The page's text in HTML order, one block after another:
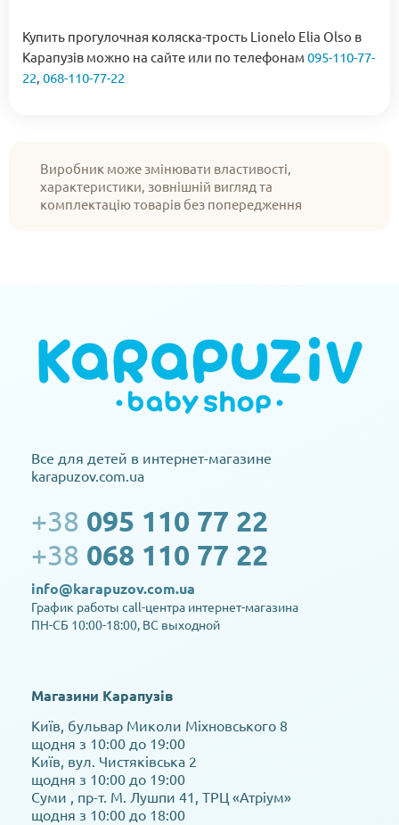
Купить прогулочная коляска-трость Lionelo Elia Olso в
Карапузів можно на сайте или по телефонам 095-110-77-
22, 068-110-77-22
Виробник може змінювати властивості,
характеристики, зовнішній вигляд та
комплектацію товарів без попередження
Все для детей в интернет-магазине
karapuzov.com.ua
+38 095 110 77 22
+38 068 110 77 22
info@karapuzov.com.ua
График работы call-центра интернет-магазина
ПН-СБ 10:00-18:00, ВС выходной
Магазини Карапузів
Київ, бульвар Миколи Міхновського 8
щодня з 10:00 до 19:00
Київ, вул. Чистяківська 2
щодня з 10:00 до 19:00
Суми , пр-т. М. Лушпи 41, ТРЦ «Атріум»
щодня з 10:00 до 18:00